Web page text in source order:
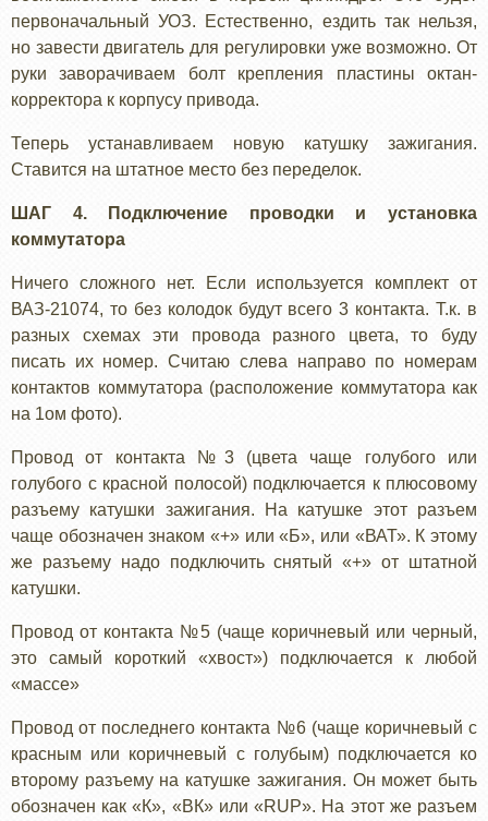
первоначальный УОЗ. Естественно, ездить так нельзя,
но завести двигатель для регулировки уже возможно. От
руки заворачиваем болт крепления пластины октан-
корректора к корпусу привода.
Теперь устанавливаем новую катушку зажигания.
Ставится на штатное место без переделок.
ШАГ 4. Подключение проводки и установка
коммутатора
Ничего сложного нет. Если используется комплект от
ВАЗ-21074, то без колодок будут всего 3 контакта. Т.к. в
разных схемах эти провода разного цвета, то буду
писать их номер. Считаю слева направо по номерам
контактов коммутатора (расположение коммутатора как
на 1ом фото).
Провод от контакта №3 (цвета чаще голубого или
голубого с красной полосой) подключается к плюсовому
разъему катушки зажигания. На катушке этот разъем
чаще обозначен знаком «+» или «Б», или «ВАТ». К этому
же разъему надо подключить снятый «+» от штатной
катушки.
Провод от контакта №5 (чаще коричневый или черный,
это самый короткий «хвост») подключается к любой
«массе»
Провод от последнего контакта №6 (чаще коричневый с
красным или коричневый с голубым) подключается ко
второму разъему на катушке зажигания. Он может быть
обозначен как «К», «ВК» или «RUP». На этот же разъем